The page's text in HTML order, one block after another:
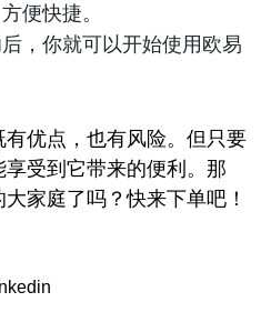
便快捷。
后，你就可以开始使用欧易
优点，也有风险。但只要
受到它带来的便利。那
家庭了吗？快来下单吧！